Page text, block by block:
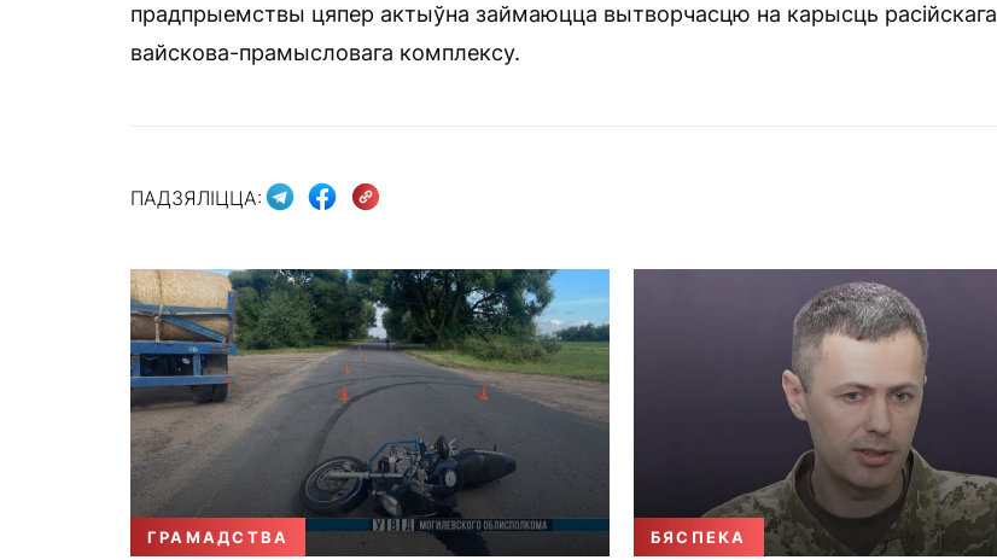
прадпрыемствы цяпер актыўна займаюцца вытворчасцю на карысць расійскага
вайскова-прамысловага комплексу.
ПАДЗЯЛІЦЦА:
ГРАМАДСТВА БЯСПЕКА